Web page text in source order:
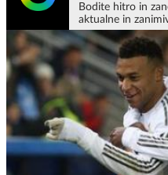
Bodite hitro in
aktualne in